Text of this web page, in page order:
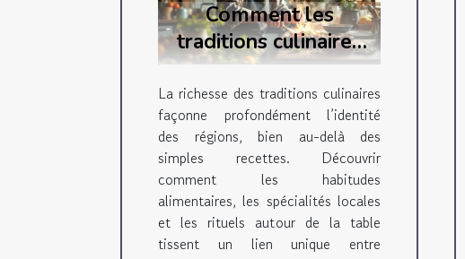
Comment les
traditions culinaires
renforcent-elles
l'identité régionale ?
La richesse des traditions culinaires
façonne profondément l’identité
des régions, bien au-delà des
simples recettes. Découvrir
comment les habitudes
alimentaires, les spécialités locales
et les rituels autour de la table
tissent un lien unique entre